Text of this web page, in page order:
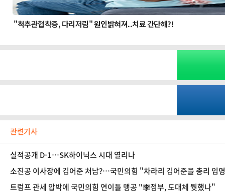
관련기사
실적공개 D-1…SK하이닉스 시대 열리나
소진공 이사장에 김어준 처남?…국민의힘 "차라리 김어준을 총리 임
트럼프 관세 압박에 국민의힘 연이틀 맹공 "李정부, 도대체 뭣했나"